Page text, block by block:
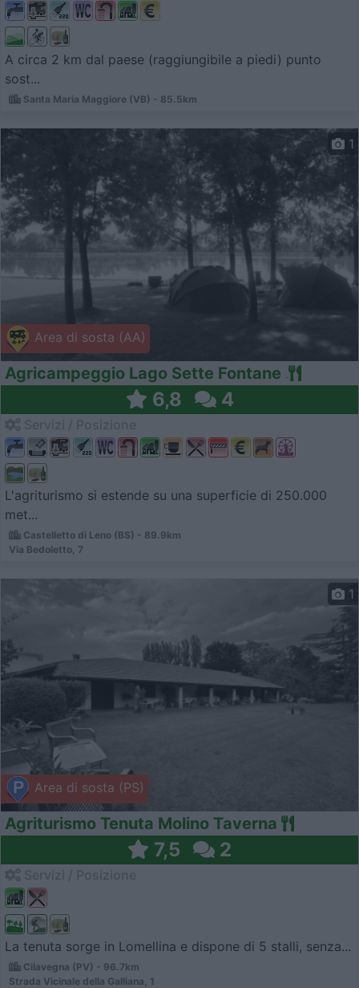
A circa 2 km dal paese (raggiungibile a piedi) punto
sost...
Santa Maria Maggiore (VB) - 85.5km
Area di sosta (AA)
1
Agricampeggio Lago Sette Fontane
6,8 4
L'agriturismo si estende su una superficie di 250.000
met...
Castelletto di Leno (BS) - 89.9km
Via Bedoletto, 7
Area di sosta (PS)
1
Agriturismo Tenuta Molino Taverna
7,5 2
La tenuta sorge in Lomellina e dispone di 5 stalli, senza...
Cilavegna (PV) - 96.7km
Strada Vicinale della Galliana, 1